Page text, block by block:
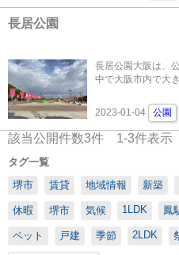
長居公園
長居公園大阪は、
中で大阪市内で大
2023-01-04 公園
該当公開件数3件 1-3件表示
タグ一覧
堺市
賃貸 地域情報 新築
休暇 堺市 気候 1LDK 鳳
ペット 戸建 季節 2LDK